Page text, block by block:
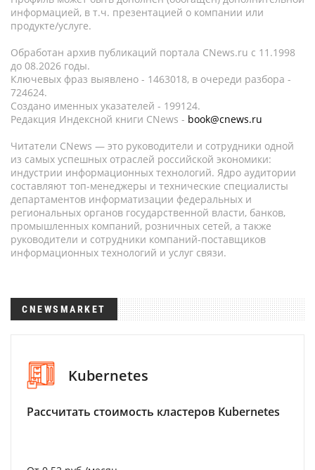
информацией, в т.ч. презентацией о компании или
продукте/услуге.
Обработан архив публикаций портала CNews.ru c 11.1998
до 08.2026 годы.
Ключевых фраз выявлено - 1463018, в очереди разбора -
724624.
Создано именных указателей - 199124.
Редакция Индексной книги CNews - book@cnews.ru
Читатели CNews — это руководители и сотрудники одной
из самых успешных отраслей российской экономики:
индустрии информационных технологий. Ядро аудитории
составляют топ-менеджеры и технические специалисты
департаментов информатизации федеральных и
региональных органов государственной власти, банков,
промышленных компаний, розничных сетей, а также
руководители и сотрудники компаний-поставщиков
информационных технологий и услуг связи.
CNEWSMARKET
Kubernetes
Рассчитать стоимость кластеров Kubernetes